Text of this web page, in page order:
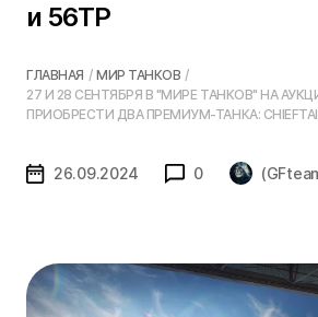
и 56TP
ГЛАВНАЯ / МИР ТАНКОВ /
27 И 28 СЕНТЯБРЯ В "МИРЕ ТАНКОВ" НА
ПРИОБРЕСТИ ДВА ПРЕМИУМ-ТАНКА:
26.09.2024 0